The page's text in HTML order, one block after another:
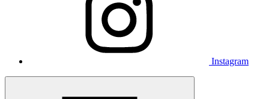
Instagram